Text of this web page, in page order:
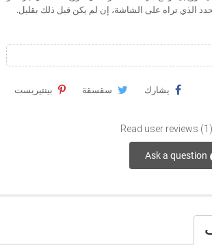
الذي تراه على الشاشة، إن لم يكن قبل ذلك بقليل.
يشارك سقسقة بينتيريست